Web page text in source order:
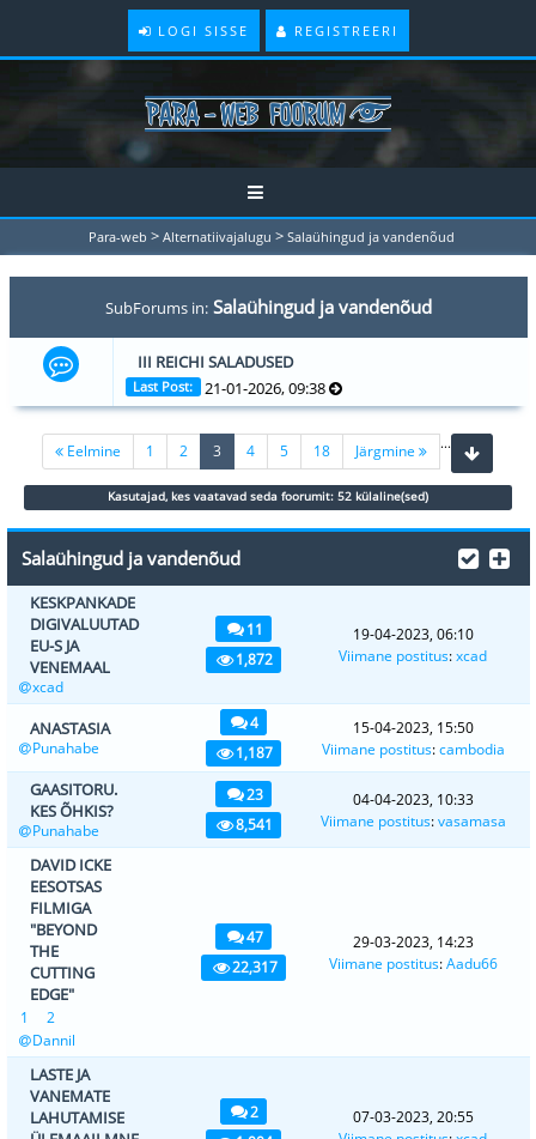
LOGI SISSE REGISTREERI
Para-web > Alternatiivajalugu > Salaühingud ja vandenõud
SubForums in:Salaühingud ja vandenõud
III REICHI SALADUSED
Last Post: 21-01-2026, 09:38
Eelmine 1 2 3 (current)
4 5 ...
18 Järgmine
Kasutajad, kes vaatavad seda foorumit: 52 külaline(sed)
Salaühingud ja vandenõud
KESKPANKADE
DIGIVALUUTAD
EU-S JA
VENEMAAL
xcad
11
1,872
19-04-2023, 06:10
Viimane postitus:xcad
ANASTASIA
Punahabe
4
1,187
15-04-2023, 15:50
Viimane postitus:cambodia
GAASITORU.
KES ÕHKIS?
Punahabe
23
8,541
04-04-2023, 10:33
Viimane postitus:vasamasa
DAVID ICKE
EESOTSAS
FILMIGA
"BEYOND
THE
CUTTING
EDGE"
1
2
Dannil
47
22,317
29-03-2023, 14:23
Viimane postitus:Aadu66
LASTE JA
VANEMATE
LAHUTAMISE
2
07-03-2023, 20:55